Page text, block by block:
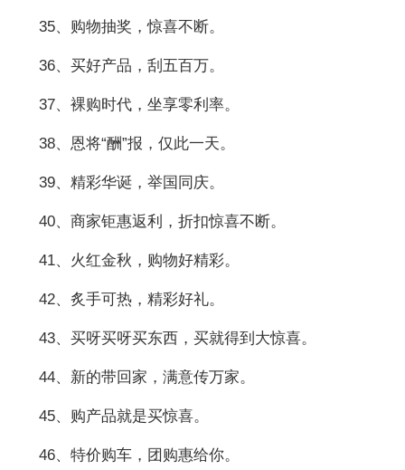
35、购物抽奖，惊喜不断。
36、买好产品，刮五百万。
37、裸购时代，坐享零利率。
38、恩将“酬”报，仅此一天。
39、精彩华诞，举国同庆。
40、商家钜惠返利，折扣惊喜不断。
41、火红金秋，购物好精彩。
42、炙手可热，精彩好礼。
43、买呀买呀买东西，买就得到大惊喜。
44、新的带回家，满意传万家。
45、购产品就是买惊喜。
46、特价购车，团购惠给你。